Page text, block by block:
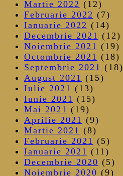
Martie 2022 (12)
Februarie 2022 (7)
Ianuarie 2022 (14)
Decembrie 2021 (12)
Noiembrie 2021 (19)
Octombrie 2021 (18)
Septembrie 2021 (18)
August 2021 (15)
Iulie 2021 (13)
Iunie 2021 (15)
Mai 2021 (19)
Aprilie 2021 (9)
Martie 2021 (8)
Februarie 2021 (5)
Ianuarie 2021 (11)
Decembrie 2020 (5)
Noiembrie 2020 (9)